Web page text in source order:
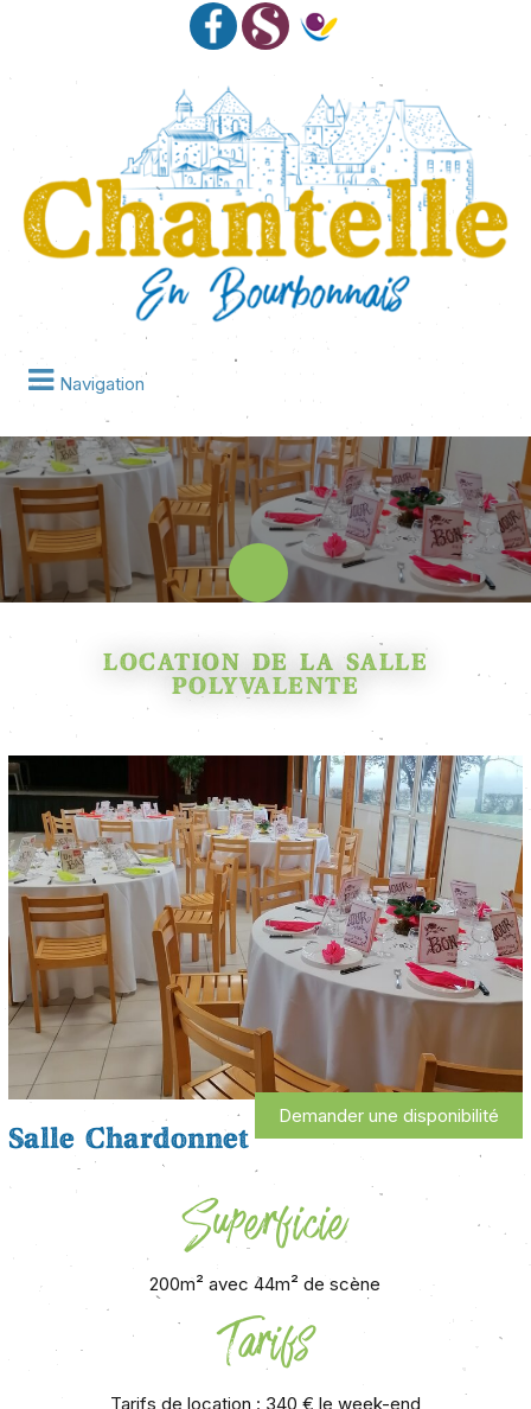
Navigation
LOCATION DE LA SALLE
POLYVALENTE
Demander une disponibilité
Salle Chardonnet
Superficie
200m² avec 44m² de scène
Tarifs
Tarifs de location : 340 € le week-end